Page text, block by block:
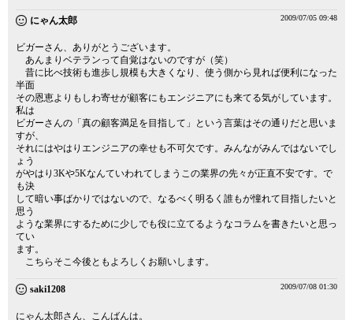
にゃん太郎 2009/07/05 09:48
ビガーさん、ありがとうございます。
あんまりベテランって自覚はないのですが（笑）
昔に比べ技術も進歩し規模も大きくなり、使う側から見れば便利になった
半面
その恩恵よりもしわ寄せが顧客にもエンジニアにも来てる気がしています。
私は
ビガーさんの「真の顧客満足を目指して」という言葉はその通りだと思いま
すが、
それにはやはりエンジニアの幸せも不可欠です。みんながみんではないでし
ょう
がやはり3Kや5Kなんていわれてしまうこの業界の先々が正直不安です。で
も決
して暗い事ばかりではないので、なるべく明るく誰もが憧れて目指したいと
思う
ような業界にするために少しでも役に立てるようなコラムを書きたいと思っ
てい
ます。
こちらそこ今後ともよろしくお願いします。
saki1208 2009/07/08 01:30
にゃん太郎さん、こんばんは。